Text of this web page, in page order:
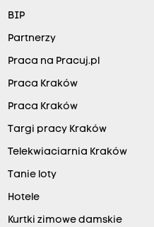
BIP
Partnerzy
Praca na Pracuj.pl
Praca Kraków
Praca Kraków
Targi pracy Kraków
Telekwiaciarnia Kraków
Tanie loty
Hotele
Kurtki zimowe damskie